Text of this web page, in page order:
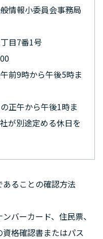
情報小委員会事務局
目7番1号
前9時から午後5時ま
正午から午後1時ま
が別途定める休日を
ることの確認方法
バーカード、住民票、
格確認書またはパス